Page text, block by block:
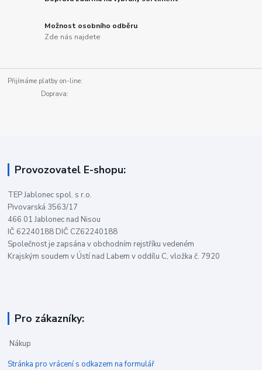
Možnost osobního odběru
Zde nás najdete
Přijímáme platby on-line:
Doprava:
Provozovatel E-shopu:
TEP Jablonec spol. s r.o.
Pivovarská 3563/17
466 01 Jablonec nad Nisou
IČ 62240188 DIČ CZ62240188
Společnost je zapsána v obchodním rejstříku vedeném
Krajským soudem v Ústí nad Labem v oddílu C, vložka č. 7920
Pro zákazníky:
Nákup
Stránka pro vrácení s odkazem na formulář